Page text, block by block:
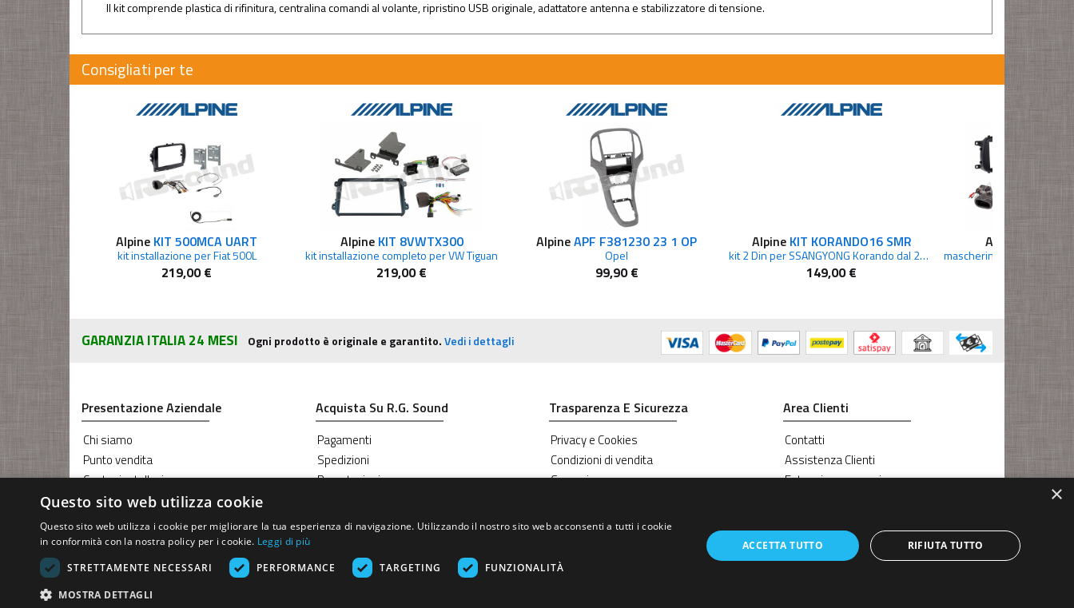
Il kit comprende plastica di rifinitura, centralina comandi al volante, ripristino USB originale, adattatore antenna e stabilizzatore di tensione.
Consigliati per te
Alpine KIT 500MCA UART
kit installazione per Fiat 500L
219,00 €
Alpine KIT 8VWTX300
kit installazione completo per VW Tiguan
219,00 €
AlpineAPF F381230 23 1 OP
Opel
99,90 €
Alpine KIT KORANDO16 SMR
kit 2 Din per SSANGYONG Korando dal 2016
149,00 €
Alpine
GARANZIA ITALIA 24 MESI Ogni prodotto è originale e garantito.Vedi i dettagli
Presentazione Aziendale
Chi siamo
Punto vendita
Centro installazione
Blog RG Sound
Servizio Oscuramento vetri
Servizio riparazione Parabrezza
Acquista Su R.G. Sound
Pagamenti
Spedizioni
Prenotazioni
Trasparenza E Sicurezza
Privacy e Cookies
Condizioni di vendita
Garanzie
Area Clienti
Contatti
Assistenza Clienti
Estensione garanzia
R.G. Sound di Rosini Guido
- Via E.Mattei, 4 - 53041 ASCIANO (Siena) - Tel. e Fax (+39) 0577.716097 - Partita IVA IT01002570529 REA SI-113696
×
Questo sito web utilizza cookie
Questo sito web utilizza i cookie per migliorare la tua esperienza di navigazione. Utilizzando il nostro sito web acconsenti a tutti i cookie
in conformità con la nostra policy per i cookie. Leggi di più
STRETTAMENTE NECESSARI
PERFORMANCE TARGETING FUNZIONALITÀ
MOSTRA DETTAGLI
ACCETTA TUTTO RIFIUTA TUTTO